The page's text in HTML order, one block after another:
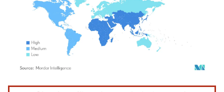
Imagem © Mordor Intelligence. O reuso requer atribuição conforme CC BY 4.0.